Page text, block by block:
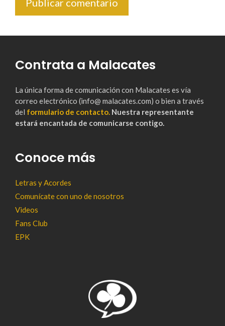
Contrata a Malacates
La única forma de comunicación con Malacates es vía
correo electrónico (info@ malacates.com) o bien a través
del formulario de contacto. Nuestra representante
estará encantada de comunicarse contigo.
Conoce más
Letras y Acordes
Comunícate con uno de nosotros
Videos
Fans Club
EPK